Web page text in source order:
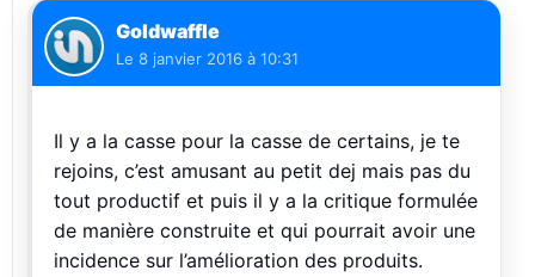
Goldwaffle
Le 8 janvier 2016 à 10:31
Il y a la casse pour la casse de certains, je te
rejoins, c’est amusant au petit dej mais pas du
tout productif et puis il y a la critique formulée
de manière construite et qui pourrait avoir une
incidence sur l’amélioration des produits.